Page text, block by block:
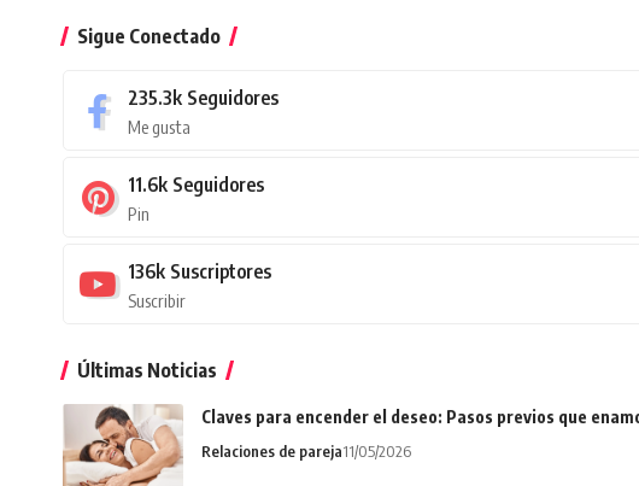
Sigue Conectado
235.3k Seguidores
Me gusta
11.6k Seguidores
Pin
136k Suscriptores
Suscribir
Últimas Noticias
Claves para encender el deseo: Pasos previos que
Relaciones de pareja11/05/2026